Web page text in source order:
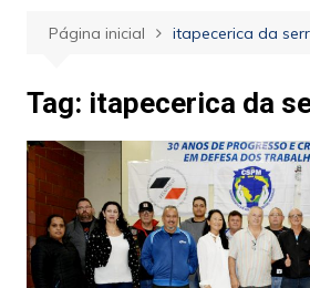
Página inicial itapecerica da
Tag: itapecerica da